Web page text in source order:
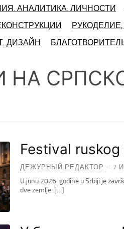
АНАЛИТИКА. ЛИЧНОСТИ
ДИЗАЙН
НА
Festival
ДЕЖУРНЫЙ РЕДАКТОР 7
U junu 2026. godine u Srbiji je
dve zemlje. […]